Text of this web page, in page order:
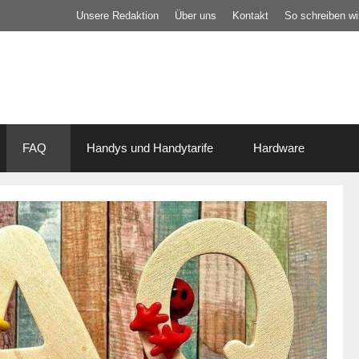
Unsere Redaktion Über uns Kontakt So schreiben
FAQ Handys und Handytarife Hardware